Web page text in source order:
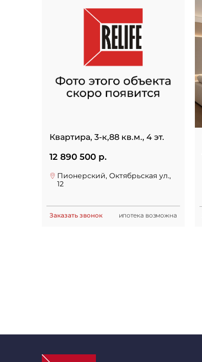
Квартира, 3-к,88 кв.м., 4 эт.
12 890 500 р.
Пионерский, Октябрьская ул.,
12
Заказать звонок ипотека возможна